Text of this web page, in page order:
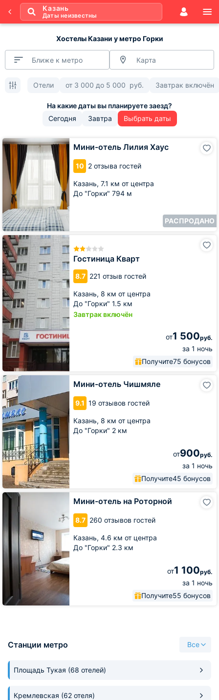
Казань
Даты неизвестны
Хостелы Казани у метро Горки
Ближе к метро Карта
Отели от 3 000 до 5 000 руб. Завтрак включён
Сегодня Завтра Выбрать даты
Мини-отель Лилия Хаус
10 2 отзыва гостей
Казань, 7.1 км от центра
До "Горки" 794 м
РАСПРОДАНО
Мини-
отель
Лилия
Хаус
Гостиница Кварт
8.7 221 отзыв гостей
Казань, 8 км от центра
До "Горки" 1.5 км
Завтрак включён
от1 500руб.
за 1 ночь
Получите75 бонусов
Гостиница
Кварт
Мини-отель Чишмяле
9.1 19 отзывов гостей
Казань, 8 км от центра
До "Горки" 2 км
от900руб.
за 1 ночь
Получите45 бонусов
Мини-
отель
Чишмяле
Мини-отель на Роторной
8.7 260 отзывов гостей
Казань, 4.6 км от центра
До "Горки" 2.3 км
от1 100руб.
за 1 ночь
Получите55 бонусов
Мини-
Роторной
Станции метро Все
Площадь Тукая (68 отелей)
Кремлевская (62 отеля)